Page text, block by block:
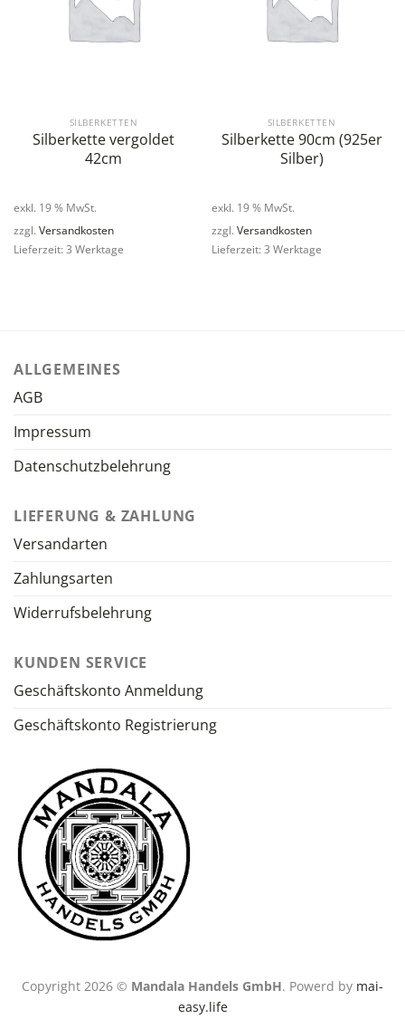
SILBERKETTEN
Silberkette vergoldet
42cm
exkl. 19 % MwSt.
zzgl. Versandkosten
Lieferzeit: 3 Werktage
SILBERKETTEN
Silberkette 90cm (925er
Silber)
exkl. 19 % MwSt.
zzgl. Versandkosten
Lieferzeit: 3 Werktage
ALLGEMEINES
AGB
Impressum
Datenschutzbelehrung
LIEFERUNG & ZAHLUNG
Versandarten
Zahlungsarten
Widerrufsbelehrung
KUNDEN SERVICE
Geschäftskonto Anmeldung
Geschäftskonto Registrierung
Copyright 2026 © Mandala Handels GmbH. Powerd by mai-
easy.life